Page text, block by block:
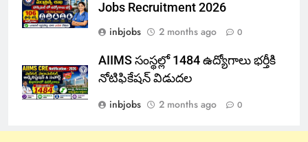
Jobs Recruitment 2026
inbjobs
2 months ago 0
AIIMS సంస్థల్లో 1484 ఉద్యోగాలు భర్తీకి
నోటిఫికేషన్ విడుదల
inbjobs
2 months ago 0